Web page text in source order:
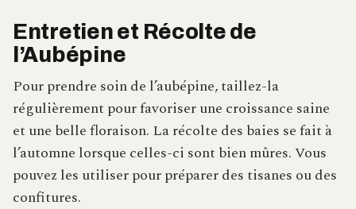
Entretien et Récolte de
l’Aubépine
Pour prendre soin de l’aubépine, taillez-la
régulièrement pour favoriser une croissance saine
et une belle floraison. La récolte des baies se fait à
l’automne lorsque celles-ci sont bien mûres. Vous
pouvez les utiliser pour préparer des tisanes ou des
confitures.